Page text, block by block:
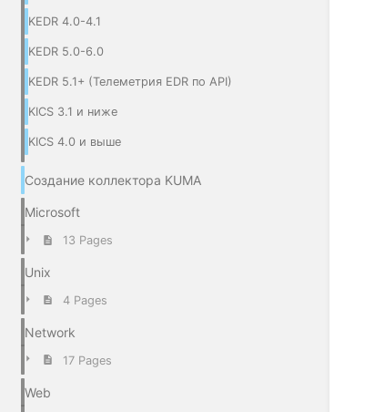
KEDR 4.0-4.1
KEDR 5.0-6.0
KEDR 5.1+ (Телеметрия EDR по API)
KICS 3.1 и ниже
KICS 4.0 и выше
Создание коллектора KUMA
Microsoft
13 Pages
Unix
4 Pages
Network
17 Pages
Web